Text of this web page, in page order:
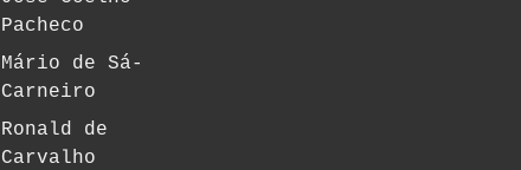
Pacheco
Mário de Sá-
Carneiro
Ronald de
Carvalho